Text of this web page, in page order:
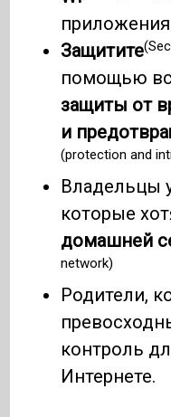
Защитите
помощью
защиты от
и
(protection and
Владельцы
которые
домашней
network)
Родители,
контроль
Интернете.